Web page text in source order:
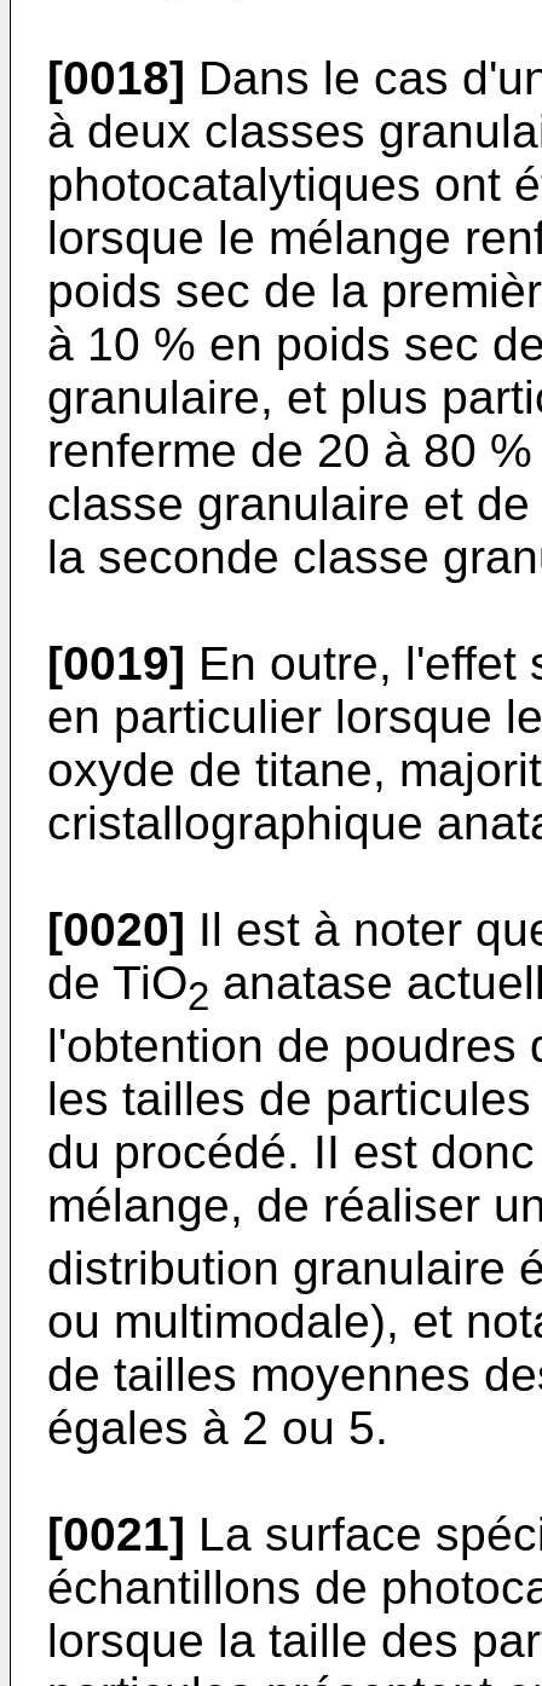
[0018] Dans le cas
à deux classes
photocatalytiques ont
lorsque le mélange
poids sec de la
à 10 % en poids sec
granulaire, et plus
renferme de 20 à 80
classe granulaire et
la seconde classe
[0019] En outre, l'effet
en particulier lorsque
oxyde de titane,
cristallographique
[0020] Il est à noter
de TiO2 anatase
l'obtention de poudres
les tailles de
du procédé. II est
mélange, de réaliser
distribution granulaire
ou multimodale), et
de tailles moyennes
égales à 2 ou 5.
[0021] La surface
échantillons de
lorsque la taille des